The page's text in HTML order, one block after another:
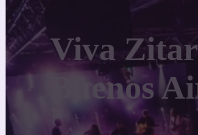
Viva
Buenos